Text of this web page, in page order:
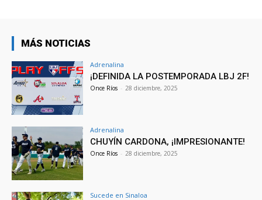
MÁS NOTICIAS
Adrenalina
¡DEFINIDA LA POSTEMPORADA LBJ 2F!
Once Ríos - 28 diciembre, 2025
Adrenalina
CHUYÍN CARDONA, ¡IMPRESIONANTE!
Once Ríos - 28 diciembre, 2025
Sucede en Sinaloa